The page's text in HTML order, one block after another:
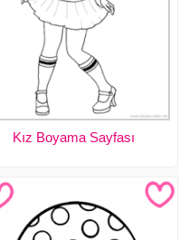
Kız Boyama Sayfası